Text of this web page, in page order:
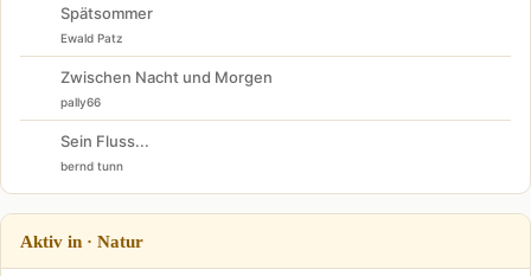
Spätsommer
Ewald Patz
Zwischen Nacht und Morgen
pally66
Sein Fluss...
bernd tunn
Aktiv in · Natur